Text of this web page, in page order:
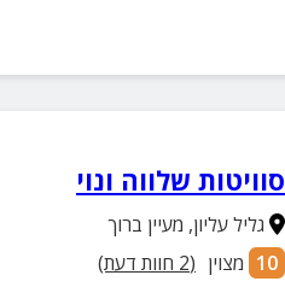
סוויטות שלווה ונוי
גליל עליון, מעיין ברוך
10 מצוין (
2 חוות דעת)